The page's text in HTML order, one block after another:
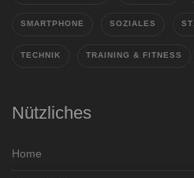
SMARTPHONE SOZIALES
TECHNIK TRAINING & FITNESS
Nützliches
Home